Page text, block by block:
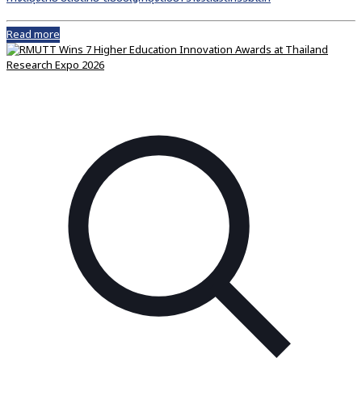
Read more